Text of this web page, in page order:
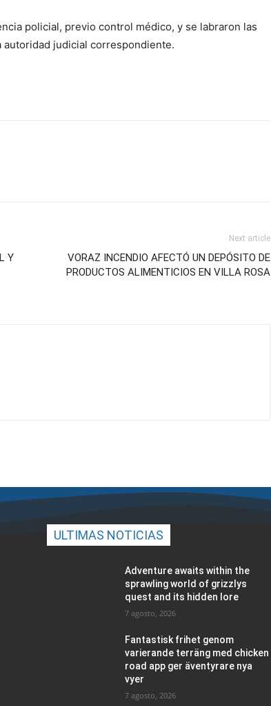
policial, previo control médico, y se labraron las
judicial correspondiente.
Y
Next article
VORAZ INCENDIO AFECTÓ UN DEPÓSITO DE
PRODUCTOS ALIMENTICIOS EN VILLA ROSA
ULTIMAS NOTICIAS
Adventure awaits within the
sprawling world of grizzlys
quest and its hidden lore
7 agosto, 2026
Fantastisk frihet genom
varierande terräng med chicken
road app ger äventyrare nya
vyer
7 agosto, 2026